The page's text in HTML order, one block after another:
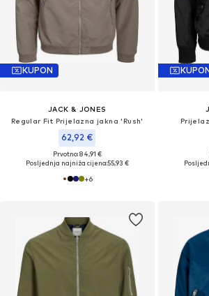
KUPON
JACK & JONES
Regular Fit Prijelazna jakna 'Rush'
62,92 €
Prvotno: 84,91 €
Posljednja najniža cijena:55,93 €
+6